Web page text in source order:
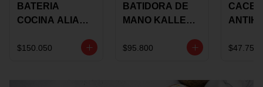
BATERIA
COCINA ALIADA
PIEZAS
$150.050
BATIDORA DE
MANO KALLEY
VELOCIDADES
$95.800
TAPA
$47.750